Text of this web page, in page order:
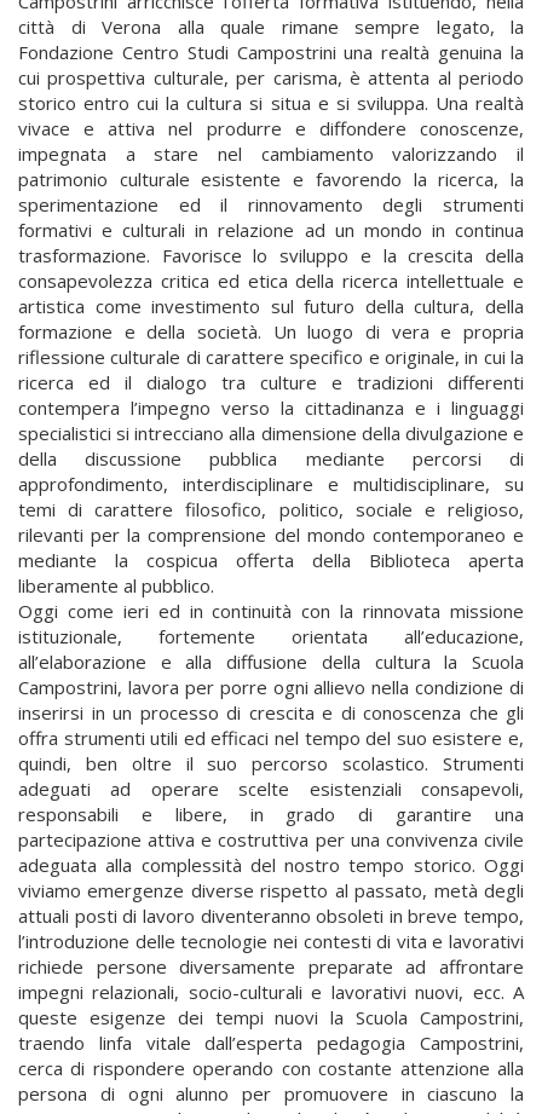
città di Verona alla quale rimane sempre legato, la
Fondazione Centro Studi Campostrini una realtà genuina la
cui prospettiva culturale, per carisma, è attenta al periodo
storico entro cui la cultura si situa e si sviluppa. Una realtà
vivace e attiva nel produrre e diffondere conoscenze,
impegnata a stare nel cambiamento valorizzando il
patrimonio culturale esistente e favorendo la ricerca, la
sperimentazione ed il rinnovamento degli strumenti
formativi e culturali in relazione ad un mondo in continua
trasformazione. Favorisce lo sviluppo e la crescita della
consapevolezza critica ed etica della ricerca intellettuale e
artistica come investimento sul futuro della cultura, della
formazione e della società. Un luogo di vera e propria
riflessione culturale di carattere specifico e originale, in cui la
ricerca ed il dialogo tra culture e tradizioni differenti
contempera l’impegno verso la cittadinanza e i linguaggi
specialistici si intrecciano alla dimensione della divulgazione e
della discussione pubblica mediante percorsi di
approfondimento, interdisciplinare e multidisciplinare, su
temi di carattere filosofico, politico, sociale e religioso,
rilevanti per la comprensione del mondo contemporaneo e
mediante la cospicua offerta della Biblioteca aperta
liberamente al pubblico.
Oggi come ieri ed in continuità con la rinnovata missione
istituzionale, fortemente orientata all’educazione,
all’elaborazione e alla diffusione della cultura la Scuola
Campostrini, lavora per porre ogni allievo nella condizione di
inserirsi in un processo di crescita e di conoscenza che gli
offra strumenti utili ed efficaci nel tempo del suo esistere e,
quindi, ben oltre il suo percorso scolastico. Strumenti
adeguati ad operare scelte esistenziali consapevoli,
responsabili e libere, in grado di garantire una
partecipazione attiva e costruttiva per una convivenza civile
adeguata alla complessità del nostro tempo storico. Oggi
viviamo emergenze diverse rispetto al passato, metà degli
attuali posti di lavoro diventeranno obsoleti in breve tempo,
l’introduzione delle tecnologie nei contesti di vita e lavorativi
richiede persone diversamente preparate ad affrontare
impegni relazionali, socio-culturali e lavorativi nuovi, ecc. A
queste esigenze dei tempi nuovi la Scuola Campostrini,
traendo linfa vitale dall’esperta pedagogia Campostrini,
cerca di rispondere operando con costante attenzione alla
persona di ogni alunno per promuovere in ciascuno la